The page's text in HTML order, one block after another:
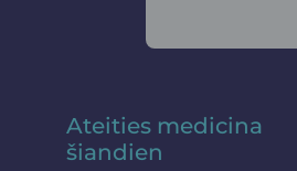
Ateities medicina
šiandien